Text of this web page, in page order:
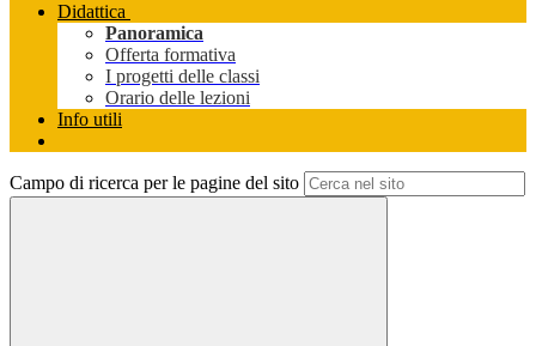
Didattica
Panoramica
Offerta formativa
I progetti delle classi
Orario delle lezioni
Info utili
Campo di ricerca per le pagine del sito